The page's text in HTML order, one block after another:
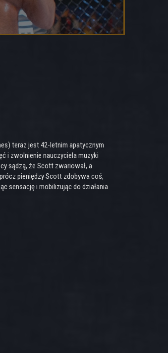
teraz jest 42-letnim apatycznym
i zwolnienie nauczyciela muzyki
sądzą, że Scott zwariował, a
pieniędzy Scott zdobywa coś,
sensację i mobilizując do działania